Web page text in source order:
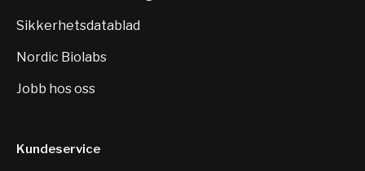
Sikkerhetsdatablad
Nordic Biolabs
Jobb hos oss
Kundeservice